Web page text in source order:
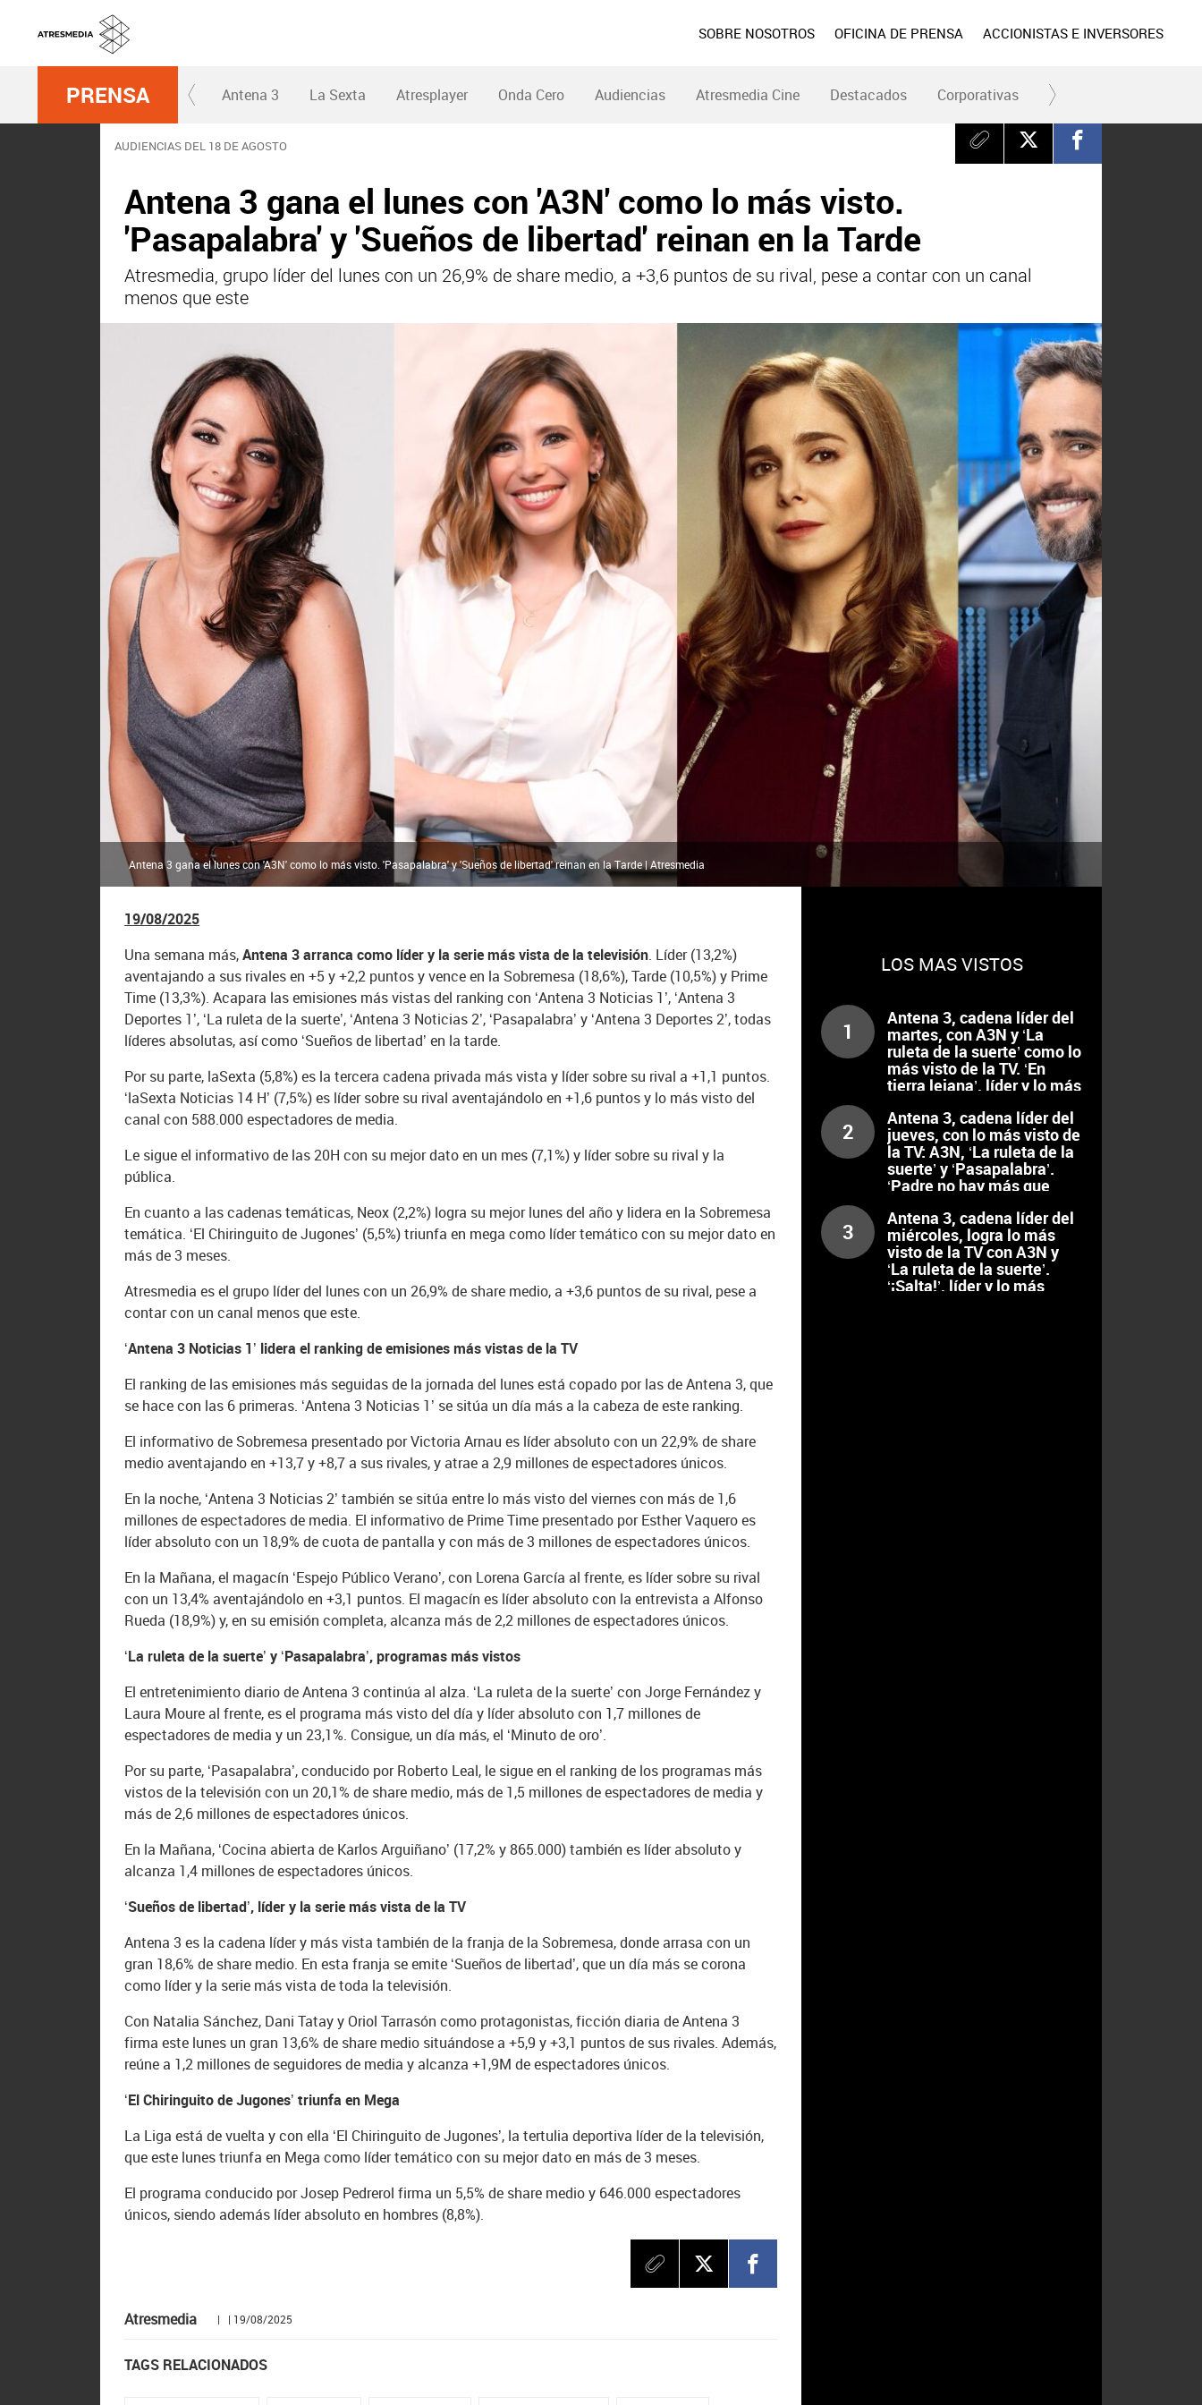
SOBRE NOSOTROS OFICINA DE PRENSA ACCIONISTAS E INVERSORES
PRENSA Antena 3 La Sexta Atresplayer Onda Cero Audiencias Atresmedia Cine Destacados Corporativas RC y Fundación
AUDIENCIAS DEL 18 DE AGOSTO
Antena 3 gana el lunes con 'A3N' como lo más visto.
'Pasapalabra' y 'Sueños de libertad' reinan en la Tarde
Atresmedia, grupo líder del lunes con un 26,9% de share medio, a +3,6 puntos de su rival, pese a contar con un canal
menos que este
Antena 3 gana el lunes con 'A3N' como lo más visto. 'Pasapalabra' y 'Sueños de libertad' reinan en la Tarde | Atresmedia
19/08/2025
Una semana más,Antena 3 arranca como líder y la serie más vista de la televisión. Líder (13,2%)
aventajando a sus rivales en +5 y +2,2 puntos y vence en la Sobremesa (18,6%), Tarde (10,5%) y Prime
Time (13,3%). Acapara las emisiones más vistas del ranking con ‘Antena 3 Noticias 1’, ‘Antena 3
Deportes 1’, ‘La ruleta de la suerte’, ‘Antena 3 Noticias 2’, ‘Pasapalabra’ y ‘Antena 3 Deportes 2’, todas
líderes absolutas, así como ‘Sueños de libertad’ en la tarde.
Por su parte, laSexta (5,8%) es la tercera cadena privada más vista y líder sobre su rival a +1,1 puntos.
‘laSexta Noticias 14 H’ (7,5%) es líder sobre su rival aventajándolo en +1,6 puntos y lo más visto del
canal con 588.000 espectadores de media.
Le sigue el informativo de las 20H con su mejor dato en un mes (7,1%) y líder sobre su rival y la
pública.
En cuanto a las cadenas temáticas, Neox (2,2%) logra su mejor lunes del año y lidera en la Sobremesa
temática. ‘El Chiringuito de Jugones’ (5,5%) triunfa en mega como líder temático con su mejor dato en
más de 3 meses.
Atresmedia es el grupo líder del lunes con un 26,9% de share medio, a +3,6 puntos de su rival, pese a
contar con un canal menos que este.
‘Antena 3 Noticias 1’ lidera el ranking de emisiones más vistas de la TV
El ranking de las emisiones más seguidas de la jornada del lunes está copado por las de Antena 3, que
se hace con las 6 primeras. ‘Antena 3 Noticias 1’ se sitúa un día más a la cabeza de este ranking.
El informativo de Sobremesa presentado por Victoria Arnau es líder absoluto con un 22,9% de share
medio aventajando en +13,7 y +8,7 a sus rivales, y atrae a 2,9 millones de espectadores únicos.
En la noche, ‘Antena 3 Noticias 2’ también se sitúa entre lo más visto del viernes con más de 1,6
millones de espectadores de media. El informativo de Prime Time presentado por Esther Vaquero es
líder absoluto con un 18,9% de cuota de pantalla y con más de 3 millones de espectadores únicos.
En la Mañana, el magacín ‘Espejo Público Verano’, con Lorena García al frente, es líder sobre su rival
con un 13,4% aventajándolo en +3,1 puntos. El magacín es líder absoluto con la entrevista a Alfonso
Rueda (18,9%) y, en su emisión completa, alcanza más de 2,2 millones de espectadores únicos.
‘La ruleta de la suerte’ y ‘Pasapalabra’, programas más vistos
El entretenimiento diario de Antena 3 continúa al alza. ‘La ruleta de la suerte’ con Jorge Fernández y
Laura Moure al frente, es el programa más visto del día y líder absoluto con 1,7 millones de
espectadores de media y un 23,1%. Consigue, un día más, el ‘Minuto de oro’.
Por su parte, ‘Pasapalabra’, conducido por Roberto Leal, le sigue en el ranking de los programas más
vistos de la televisión con un 20,1% de share medio, más de 1,5 millones de espectadores de media y
más de 2,6 millones de espectadores únicos.
En la Mañana, ‘Cocina abierta de Karlos Arguiñano’ (17,2% y 865.000) también es líder absoluto y
alcanza 1,4 millones de espectadores únicos.
‘Sueños de libertad’, líder y la serie más vista de la TV
Antena 3 es la cadena líder y más vista también de la franja de la Sobremesa, donde arrasa con un
gran 18,6% de share medio. En esta franja se emite ‘Sueños de libertad’, que un día más se corona
como líder y la serie más vista de toda la televisión.
Con Natalia Sánchez, Dani Tatay y Oriol Tarrasón como protagonistas, ficción diaria de Antena 3
firma este lunes un gran 13,6% de share medio situándose a +5,9 y +3,1 puntos de sus rivales. Además,
reúne a 1,2 millones de seguidores de media y alcanza +1,9M de espectadores únicos.
‘El Chiringuito de Jugones’ triunfa en Mega
La Liga está de vuelta y con ella ‘El Chiringuito de Jugones’, la tertulia deportiva líder de la televisión,
que este lunes triunfa en Mega como líder temático con su mejor dato en más de 3 meses.
El programa conducido por Josep Pedrerol firma un 5,5% de share medio y 646.000 espectadores
únicos, siendo además líder absoluto en hombres (8,8%).
Atresmedia | | 19/08/2025
TAGS RELACIONADOS
LOS MAS VISTOS
1
Antena 3, cadena líder del
martes, con A3N y ‘La
ruleta de la suerte’ como lo
más visto de la TV. ‘En
tierra lejana’, líder y lo más
2
Antena 3, cadena líder del
jueves, con lo más visto de
la TV: A3N, ‘La ruleta de la
suerte’ y ‘Pasapalabra’.
‘Padre no hay más que
3
Antena 3, cadena líder del
miércoles, logra lo más
visto de la TV con A3N y
‘La ruleta de la suerte’.
‘¡Salta!’, líder y lo más